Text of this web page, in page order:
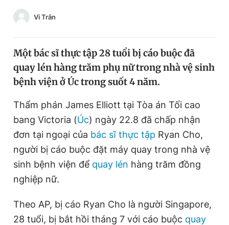
Chào ngày mới
Tin 360
Video Magazine
Sản phẩm khác
Tiện ích Bạn cần biết
Thông tin tòa soạn Liên hệ quảng cáo
Vi Trân
Một bác sĩ thực tập 28 tuổi bị cáo buộc đã
quay lén hàng trăm phụ nữ trong nhà vệ sinh
bệnh viện ở Úc trong suốt 4 năm.
Thẩm phán James Elliott tại Tòa án Tối cao
bang Victoria (Úc) ngày 22.8 đã chấp nhận
đơn tại ngoại của bác sĩ thực tập Ryan Cho,
người bị cáo buộc đặt máy quay trong nhà vệ
sinh bệnh viện để quay lén hàng trăm đồng
nghiệp nữ.
Theo AP, bị cáo Ryan Cho là người Singapore,
28 tuổi, bị bắt hồi tháng 7 với cáo buộc quay